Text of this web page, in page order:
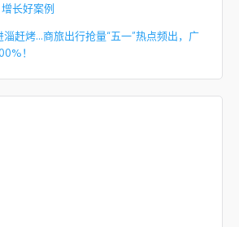
长好案例
赶烤…商旅出行抢量“五一”热点频出，广
！